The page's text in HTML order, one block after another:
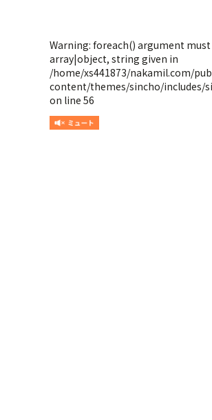
Warning: foreach() argument
array|object, string given in
/home/xs441873/nakamil.com/
content/themes/sincho/includes/
on line 56